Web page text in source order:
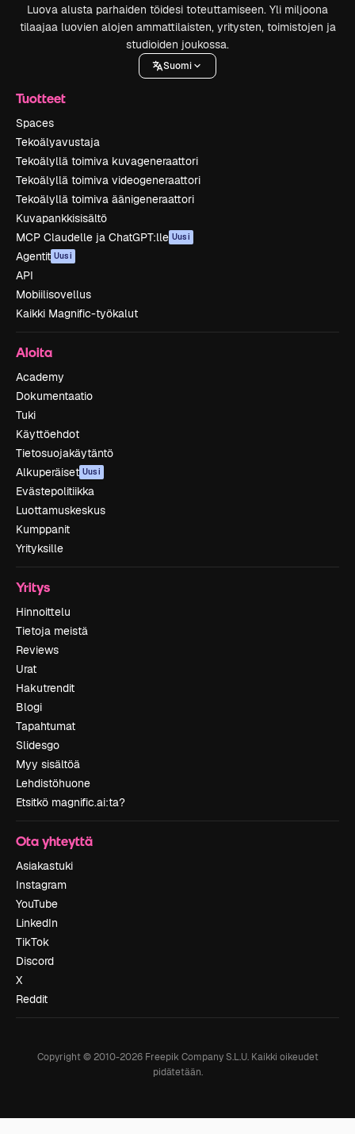
Luova alusta parhaiden töidesi toteuttamiseen. Yli miljoona
tilaajaa luovien alojen ammattilaisten, yritysten, toimistojen ja
studioiden joukossa.
Suomi
Tuotteet
Spaces
Tekoälyavustaja
Tekoälyllä toimiva kuvageneraattori
Tekoälyllä toimiva videogeneraattori
Tekoälyllä toimiva äänigeneraattori
Kuvapankkisisältö
MCP Claudelle ja ChatGPT:lle Uusi
Agentit Uusi
API
Mobiilisovellus
Kaikki Magnific-työkalut
Aloita
Academy
Dokumentaatio
Tuki
Käyttöehdot
Tietosuojakäytäntö
Alkuperäiset Uusi
Evästepolitiikka
Luottamuskeskus
Kumppanit
Yrityksille
Yritys
Hinnoittelu
Tietoja meistä
Reviews
Urat
Hakutrendit
Blogi
Tapahtumat
Slidesgo
Myy sisältöä
Lehdistöhuone
Etsitkö magnific.ai:ta?
Ota yhteyttä
Asiakastuki
Instagram
YouTube
LinkedIn
TikTok
Discord
X
Reddit
Copyright © 2010-2026Freepik Company S.L.U. Kaikki oikeudet
pidätetään.